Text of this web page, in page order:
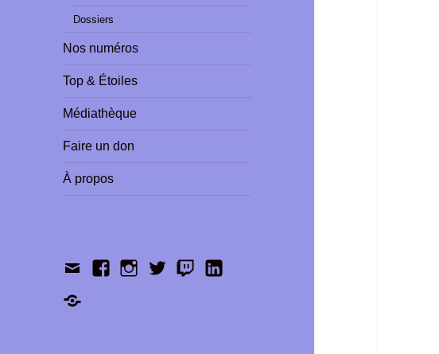
Dossiers
Nos numéros
Top & Étoiles
Médiathèque
Faire un don
À propos
ContactFacebookInstagramTwitterTwitchLinkedIn
Shop